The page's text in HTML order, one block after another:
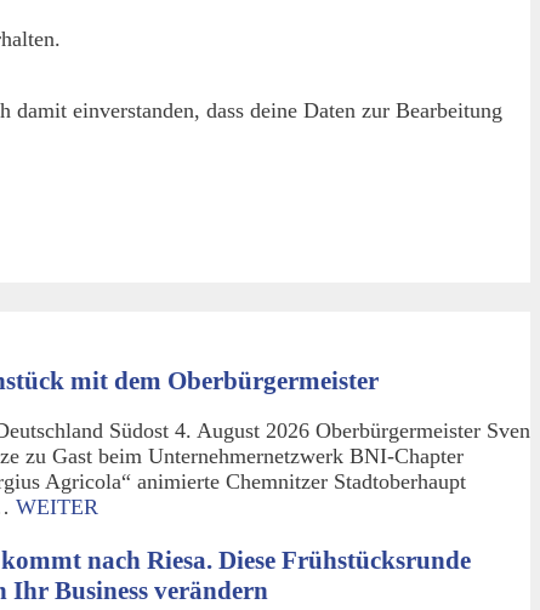
einverstanden, dass deine Daten zur Bearbeitung
mit dem Oberbürgermeister
Südost 4. August 2026 Oberbürgermeister Sven
zu Gast beim Unternehmernetzwerk BNI-Chapter
Agricola“ animierte Chemnitzer Stadtoberhaupt
WEITER
nach Riesa. Diese Frühstücksrunde
Ihr Business verändern